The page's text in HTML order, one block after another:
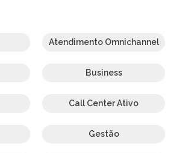
Atendimento Omnichannel
Business
Call Center Ativo
Gestão